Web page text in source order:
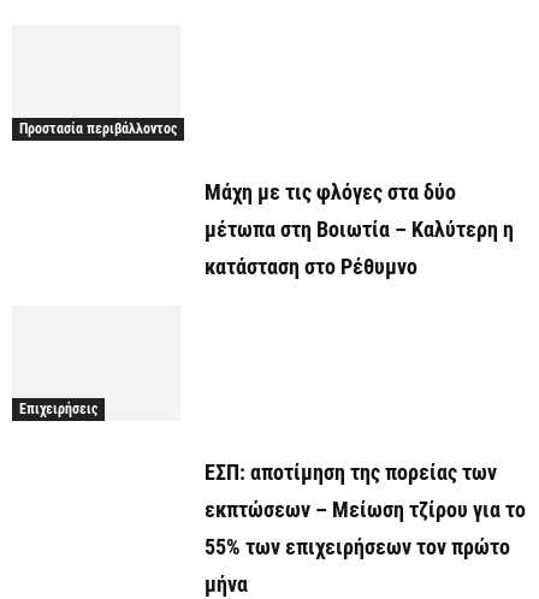
Προστασία περιβάλλοντος
Μάχη με τις φλόγες στα δύο
μέτωπα στη Βοιωτία – Καλύτερη η
κατάσταση στο Ρέθυμνο
Επιχειρήσεις
ΕΣΠ: αποτίμηση της πορείας των
εκπτώσεων – Μείωση τζίρου για το
55% των επιχειρήσεων τον πρώτο
μήνα